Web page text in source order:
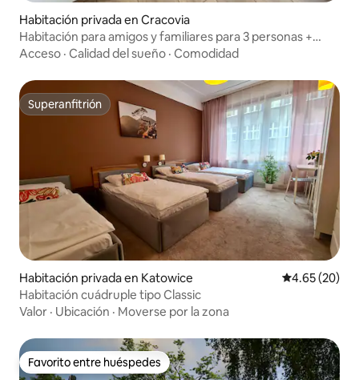
Habitación privada en Cracovia
Habitación para amigos y familiares para 3 personas +
baño compartido
Acceso · Calidad del sueño · Comodidad
Superanfitrión
Superanfitrión
Habitación privada en Katowice Calificación
4.65 (20)
Habitación cuádruple tipo Classic
Valor · Ubicación · Moverse por la zona
Favorito entre huéspedes
Favorito entre huéspedes